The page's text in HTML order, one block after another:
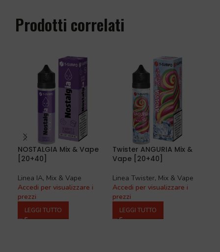
Prodotti correlati
NOSTALGIA Mix & Vape
[20+40]
Linea IA, Mix & Vape
Accedi per visualizzare i
prezzi
LEGGI TUTTO
Twister ANGURIA Mix &
Vape [20+40]
Linea Twister, Mix & Vape
Accedi per visualizzare i
prezzi
LEGGI TUTTO